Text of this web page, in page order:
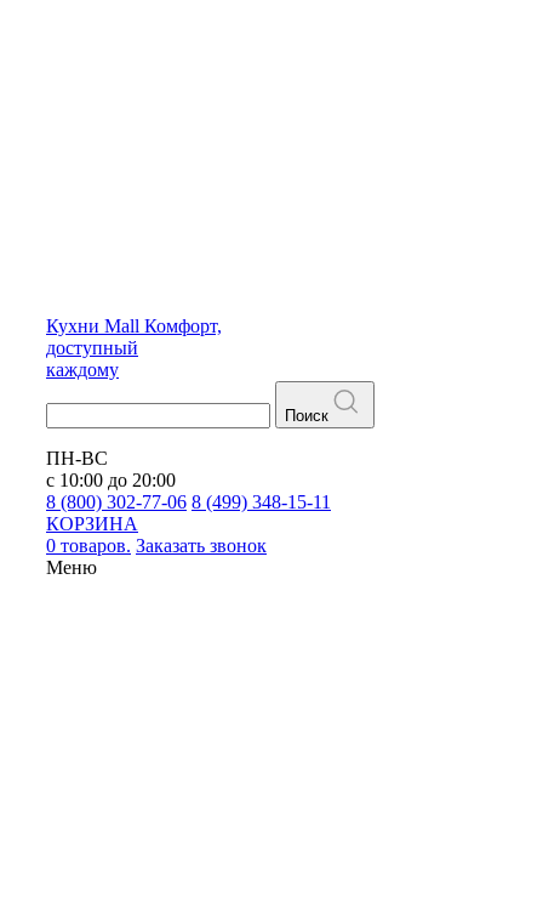
Кухни Mall Комфорт,
доступный
каждому
Поиск
ПН-ВС
с 10:00 до 20:00
8 (800) 302-77-06 8 (499) 348-15-11
КОРЗИНА
0 товаров. Заказать звонок
Меню